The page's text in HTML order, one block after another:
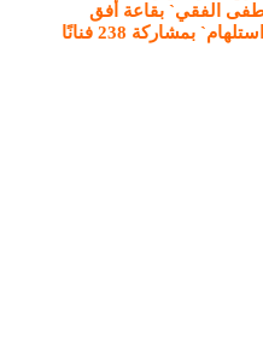
الفقي` بقاعة أفق
وزير الثقافة يفتتح الدورة الـ35 لصالون الشباب تحت شعار `استلهام` بمشاركة 238 فنانًا